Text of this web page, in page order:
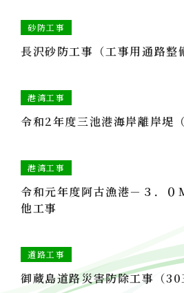
砂防工事
長沢砂防工事（工事用通路整
港湾工事
令和2年度三池港海岸離岸堤
港湾工事
令和元年度阿古漁港－３．０
他工事
道路工事
御蔵島道路災害防除工事（30